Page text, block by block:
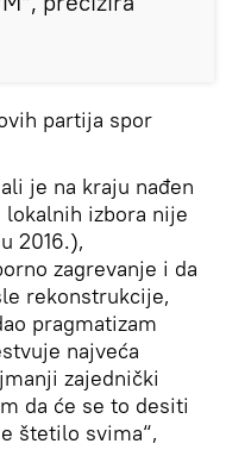
partija spor
je na kraju nađen
izbora nije
2016.),
zagrevanje i da
rekonstrukcije,
pragmatizam
najveća
zajednički
da će se to desiti
štetilo svima“,